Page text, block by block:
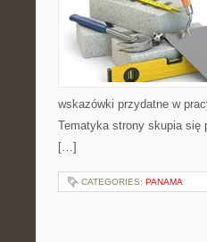
wskazówki przydatne w
Tematyka strony skupia się
[…]
CATEGORIES: PANAMA